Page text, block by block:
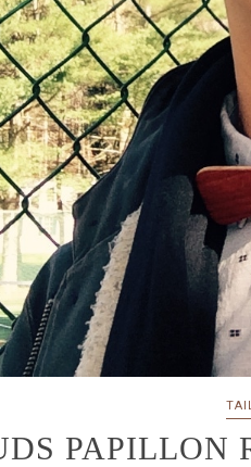
PAPILLON